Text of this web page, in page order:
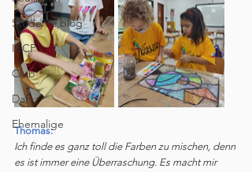
Students blog
IBCP
Club
DaF
Ehemalige
Thomas:
Ich finde es ganz toll die Farben zu mischen, denn
es ist immer eine Überraschung. Es macht mir